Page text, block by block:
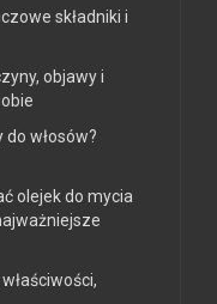
składniki i
objawy i
włosów?
olejek do mycia